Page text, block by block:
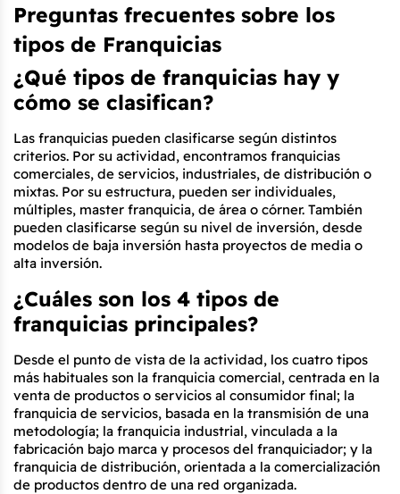
Preguntas frecuentes sobre los
tipos de Franquicias
¿Qué tipos de franquicias hay y
cómo se clasifican?
Las franquicias pueden clasificarse según distintos
criterios. Por su actividad, encontramos franquicias
comerciales, de servicios, industriales, de distribución o
mixtas. Por su estructura, pueden ser individuales,
múltiples, master franquicia, de área o córner. También
pueden clasificarse según su nivel de inversión, desde
modelos de baja inversión hasta proyectos de media o
alta inversión.
¿Cuáles son los 4 tipos de
franquicias principales?
Desde el punto de vista de la actividad, los cuatro tipos
más habituales son la franquicia comercial, centrada en la
venta de productos o servicios al consumidor final; la
franquicia de servicios, basada en la transmisión de una
metodología; la franquicia industrial, vinculada a la
fabricación bajo marca y procesos del franquiciador; y la
franquicia de distribución, orientada a la comercialización
de productos dentro de una red organizada.